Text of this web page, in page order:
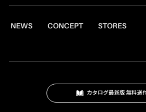
ランタン
燃料
クッキングツール
テーブル・カップ・カトラリー
レシピ
NEWS CONCEPT STORES
カタログ最新版 無料送